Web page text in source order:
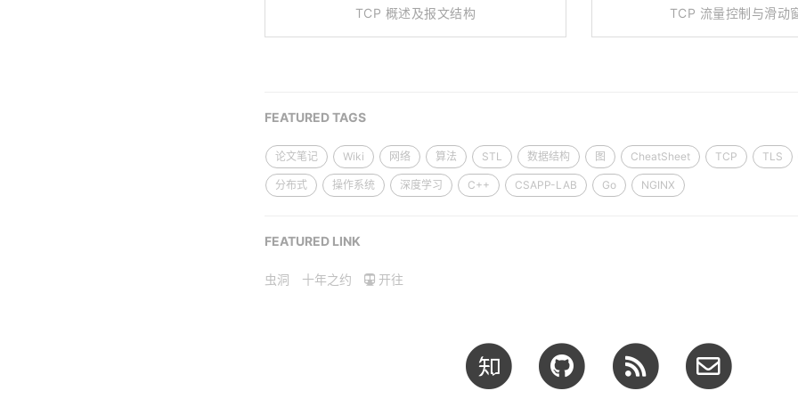
TCP 概述及报文结构
TCP 流量控制与滑动
FEATURED TAGS
论文笔记 Wiki 网络 算法 STL 数据结构 图 CheatSheet TCP TLS
分布式 操作系统 深度学习 C++ CSAPP-LAB Go NGINX
FEATURED LINK
虫洞 十年之约 开往